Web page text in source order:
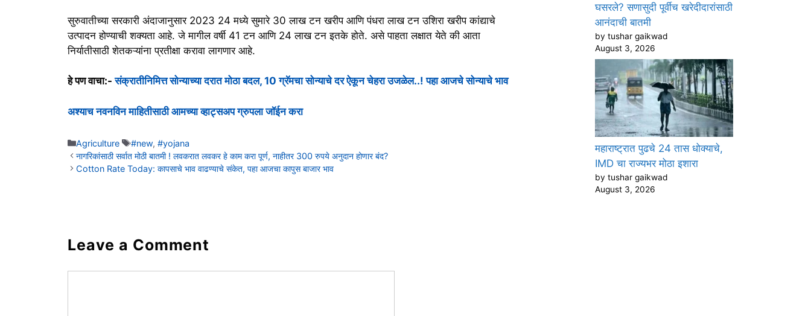
सुरुवातीच्या सरकारी अंदाजानुसार 2023 24 मध्ये सुमारे 30 लाख टन खरीप आणि पंधरा लाख टन उशिरा खरीप कांद्याचे
उत्पादन होण्याची शक्यता आहे. जे मागील वर्षी 41 टन आणि 24 लाख टन इतके होते. असे पाहता लक्षात येते की आता
निर्यातीसाठी शेतकऱ्यांना प्रतीक्षा करावा लागणार आहे.
हे पण वाचा:-संक्रातीनिमित्त सोन्याच्या दरात मोठा बदल, 10 ग्रॅमचा सोन्याचे दर ऐकून चेहरा उजळेल..! पहा आजचे सोन्याचे भाव
अश्याच नवनविन माहितीसाठी आमच्या व्हाट्सअप ग्रुपला जॉईन करा
Categories
Agriculture
Tags
#new,#yojana
नागरिकांसाठी सर्वात मोठी बातमी ! लवकरात लवकर हे काम करा पूर्ण, नाहीतर 300 रुपये अनुदान होणार बंद?
घसरले? सणासुदी पूर्वीच खरेदीदारांसाठी
आनंदाची बातमी
by tushar gaikwad
August 3, 2026
महाराष्ट्रात पुढचे 24 तास धोक्याचे,
IMD चा राज्यभर मोठा इशारा
by tushar gaikwad
August 3, 2026